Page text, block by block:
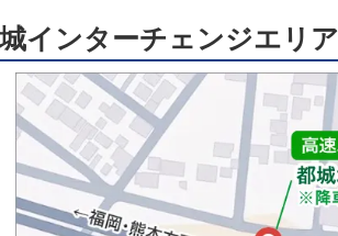
インターチェンジエリア